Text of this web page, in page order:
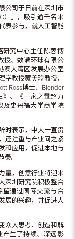
公司于日前在深圳市
）」，吸引逾千名来
表参与，就人工智能
研究中心主任陈蓉博
授、数谱环球有限公
澳大湾区发展办公室
教授蒙美玲教授、
Ross博士、Blender
》、《一家之鼠超力
及史丹福大学商学院
时表示，中大一直贯
还注重与产业间之紧
和应用，促进本地与
奏。
量，创意行业将迎来
深圳研究院积极整合
望通过国际交流与合
展的兴趣，并促进人
众人思考、创造和解
产生了持续、深远影